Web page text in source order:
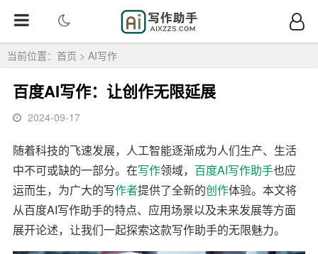
当前位置： 首页 > AI写作
百度AI写作：让创作无限延展
2024-09-17
随着科技的飞速发展，人工智能逐渐成为人们生产、生活
中不可或缺的一部分。在写作领域， 百度AI写作助手也应
运而生，为广大的写作者提供了全新的创作体验。本文将
从百度AI写作助手的特点、应用场景以及未来发展等方面
展开论述，让我们一起探索这款写作助手的无限魅力。